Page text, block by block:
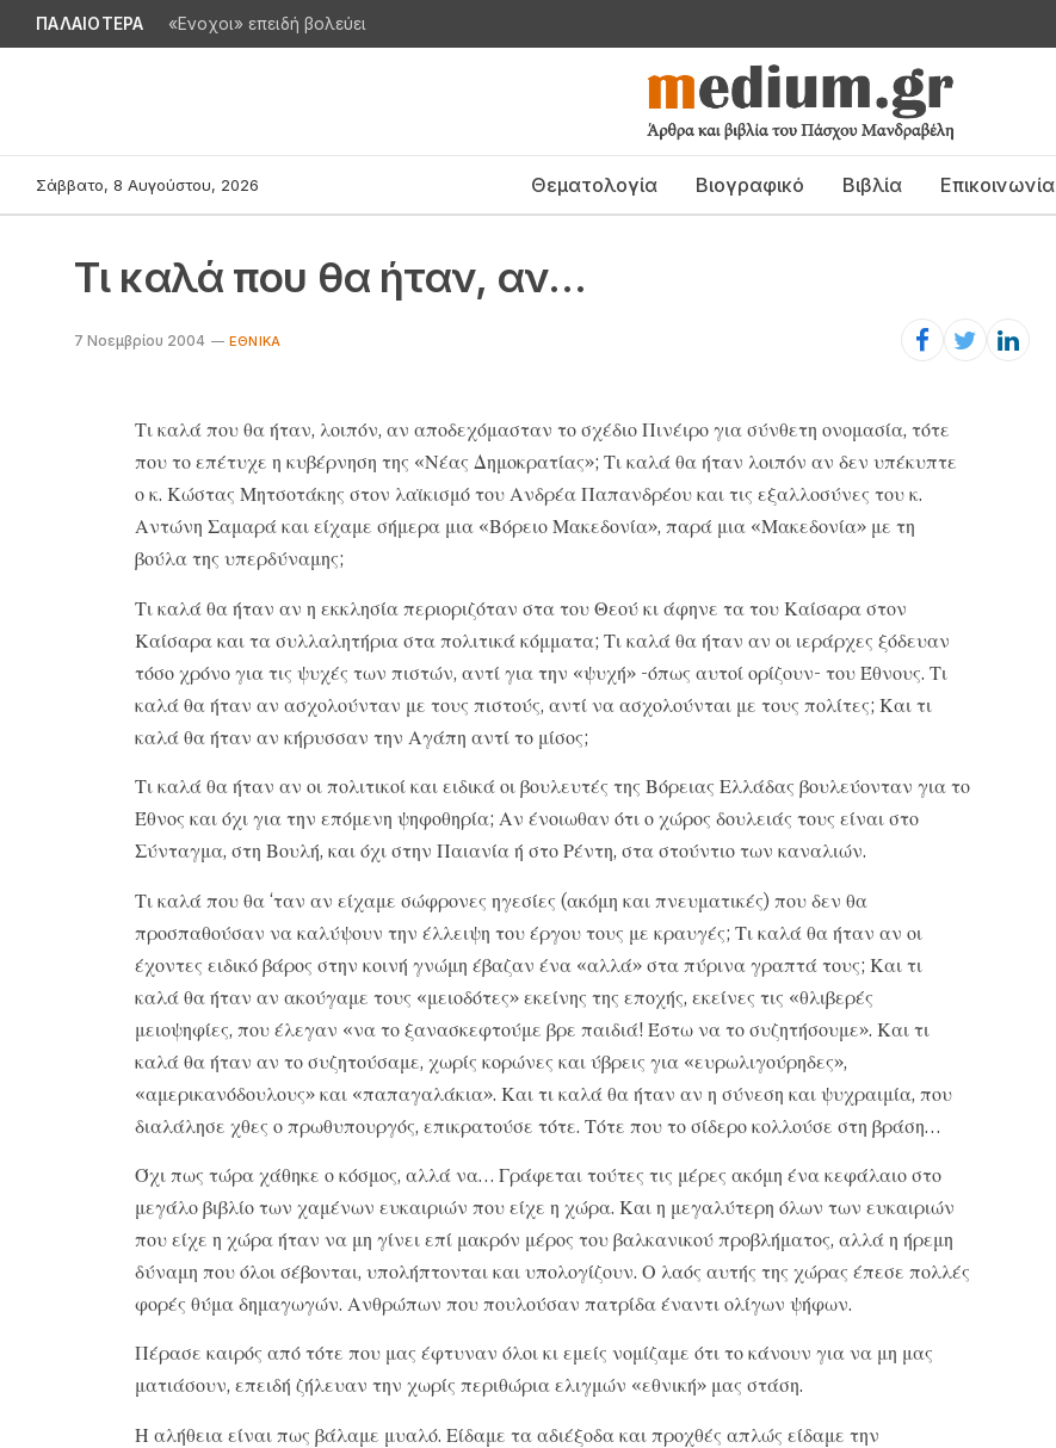
ΠΑΛΑΙΟΤΕΡΑ «Ενοχοι» επειδή βολεύει
Σάββατο, 8 Αυγούστου, 2026 Θεματολογία Βιογραφικό Βιβλία Επικοινωνία
Τι καλά που θα ήταν, αν…
7 Νοεμβρίου 2004 ΕΘΝΙΚΆ
Τι καλά που θα ήταν, λοιπόν, αν αποδεχόμασταν το σχέδιο Πινέιρο για σύνθετη ονομασία, τότε
που το επέτυχε η κυβέρνηση της «Νέας Δημοκρατίας»; Τι καλά θα ήταν λοιπόν αν δεν υπέκυπτε
ο κ. Κώστας Μητσοτάκης στον λαϊκισμό του Ανδρέα Παπανδρέου και τις εξαλλοσύνες του κ.
Αντώνη Σαμαρά και είχαμε σήμερα μια «Βόρειο Μακεδονία», παρά μια «Μακεδονία» με τη
βούλα της υπερδύναμης;
Τι καλά θα ήταν αν η εκκλησία περιοριζόταν στα του Θεού κι άφηνε τα του Καίσαρα στον
Καίσαρα και τα συλλαλητήρια στα πολιτικά κόμματα; Τι καλά θα ήταν αν οι ιεράρχες ξόδευαν
τόσο χρόνο για τις ψυχές των πιστών, αντί για την «ψυχή» -όπως αυτοί ορίζουν- του Έθνους. Τι
καλά θα ήταν αν ασχολούνταν με τους πιστούς, αντί να ασχολούνται με τους πολίτες; Και τι
καλά θα ήταν αν κήρυσσαν την Αγάπη αντί το μίσος;
Τι καλά θα ήταν αν οι πολιτικοί και ειδικά οι βουλευτές της Βόρειας Ελλάδας βουλεύονταν για το
Έθνος και όχι για την επόμενη ψηφοθηρία; Αν ένοιωθαν ότι ο χώρος δουλειάς τους είναι στο
Σύνταγμα, στη Βουλή, και όχι στην Παιανία ή στο Ρέντη, στα στούντιο των καναλιών.
Τι καλά που θα ‘ταν αν είχαμε σώφρονες ηγεσίες (ακόμη και πνευματικές) που δεν θα
προσπαθούσαν να καλύψουν την έλλειψη του έργου τους με κραυγές; Τι καλά θα ήταν αν οι
έχοντες ειδικό βάρος στην κοινή γνώμη έβαζαν ένα «αλλά» στα πύρινα γραπτά τους; Και τι
καλά θα ήταν αν ακούγαμε τους «μειοδότες» εκείνης της εποχής, εκείνες τις «θλιβερές
μειοψηφίες, που έλεγαν «να το ξανασκεφτούμε βρε παιδιά! Έστω να το συζητήσουμε». Και τι
καλά θα ήταν αν το συζητούσαμε, χωρίς κορώνες και ύβρεις για «ευρωλιγούρηδες»,
«αμερικανόδουλους» και «παπαγαλάκια». Και τι καλά θα ήταν αν η σύνεση και ψυχραιμία, που
διαλάλησε χθες ο πρωθυπουργός, επικρατούσε τότε. Τότε που το σίδερο κολλούσε στη βράση…
Όχι πως τώρα χάθηκε ο κόσμος, αλλά να… Γράφεται τούτες τις μέρες ακόμη ένα κεφάλαιο στο
μεγάλο βιβλίο των χαμένων ευκαιριών που είχε η χώρα. Και η μεγαλύτερη όλων των ευκαιριών
που είχε η χώρα ήταν να μη γίνει επί μακρόν μέρος του βαλκανικού προβλήματος, αλλά η ήρεμη
δύναμη που όλοι σέβονται, υπολήπτονται και υπολογίζουν. Ο λαός αυτής της χώρας έπεσε πολλές
φορές θύμα δημαγωγών. Ανθρώπων που πουλούσαν πατρίδα έναντι ολίγων ψήφων.
Πέρασε καιρός από τότε που μας έφτυναν όλοι κι εμείς νομίζαμε ότι το κάνουν για να μη μας
ματιάσουν, επειδή ζήλευαν την χωρίς περιθώρια ελιγμών «εθνική» μας στάση.
Η αλήθεια είναι πως βάλαμε μυαλό. Είδαμε τα αδιέξοδα και προχθές απλώς είδαμε την